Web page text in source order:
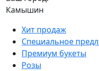
Камышин
Хит продаж
Специальное
Премиум букеты
Розы